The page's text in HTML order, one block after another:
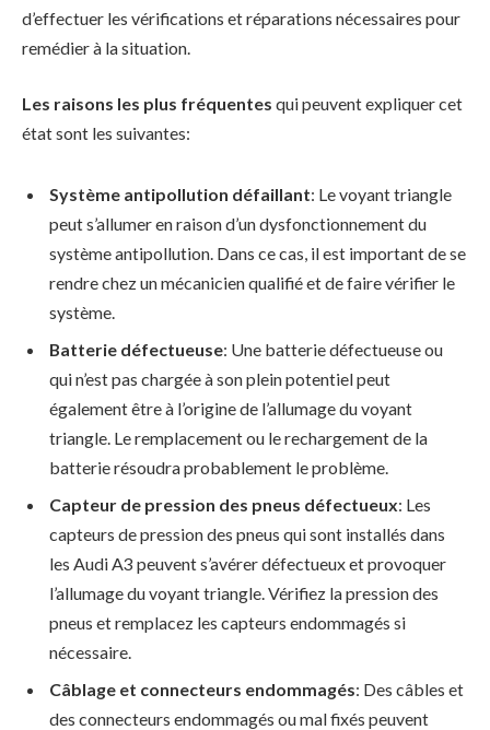
d’effectuer les vérifications et réparations nécessaires pour
remédier à la situation.
Les raisons les plus fréquentes qui peuvent expliquer cet
état sont les suivantes:
Système antipollution défaillant: Le voyant triangle
peut s’allumer en raison d’un dysfonctionnement du
système antipollution. Dans ce cas, il est important de se
rendre chez un mécanicien qualifié et de faire vérifier le
système.
Batterie défectueuse: Une batterie défectueuse ou
qui n’est pas chargée à son plein potentiel peut
également être à l’origine de l’allumage du voyant
triangle. Le remplacement ou le rechargement de la
batterie résoudra probablement le problème.
Capteur de pression des pneus défectueux: Les
capteurs de pression des pneus qui sont installés dans
les Audi A3 peuvent s’avérer défectueux et provoquer
l’allumage du voyant triangle. Vérifiez la pression des
pneus et remplacez les capteurs endommagés si
nécessaire.
Câblage et connecteurs endommagés: Des câbles et
des connecteurs endommagés ou mal fixés peuvent